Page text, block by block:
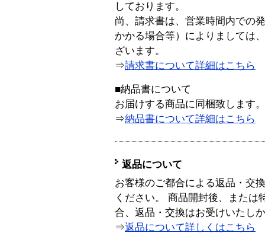
しております。
尚、請求書は、営業時間内での
かかる場合等）によりましては
ざいます。
⇒請求書について詳細はこちら
■納品書について
お届けする商品に同梱致します。
⇒納品書について詳細はこちら
返品について
お客様のご都合による返品・交
ください。 商品開封後、または
合、返品・交換はお受けいたし
⇒返品について詳しくはこちら